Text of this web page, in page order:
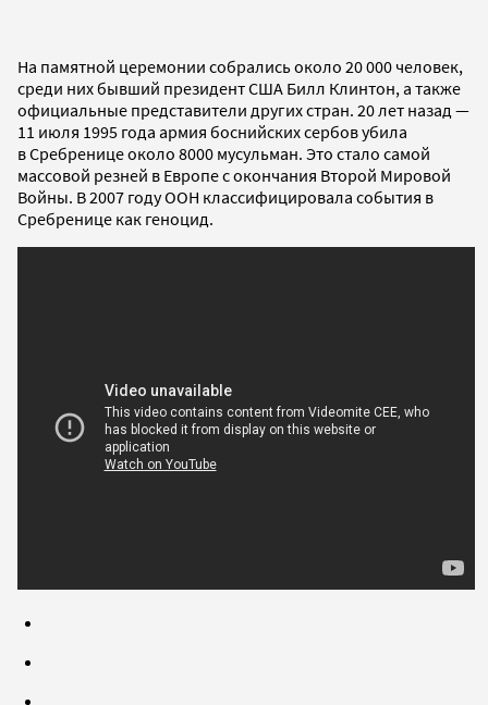
На памятной церемонии собрались около 20 000 человек,
среди них бывший президент США Билл Клинтон, а также
официальные представители других стран. 20 лет назад —
11 июля 1995 года армия боснийских сербов убила
в Сребренице около 8000 мусульман. Это стало самой
массовой резней в Европе с окончания Второй Мировой
Войны. В 2007 году ООН классифицировала события в
Сребренице как геноцид.